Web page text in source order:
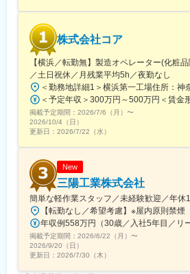
＜キャリアドック制度＞
同業他社では希望する仕事があっても
いという事も転職理由の1つです。当
イザーがおり、キャリアアドバイザー
望する仕事への挑戦を後押しします。
切にする当社だからこその取り組みで
＜FA制度＞
エンジニアの方を対象に社内でのキャ
度です。転職をする必要なく、社内で
し、貴方のエンジニアとしての可能性
変更の範囲：本文参照
株式会社コア
【横浜／転勤無】製造オペレーター(化粧
／土日祝休／月残業平均5h／夜勤なし
掲載予定期間： 2026/7/6（月） 〜
2026/10/4（日）
更新日： 2026/7/22（水）
New
三陽工業株式会社
簡単な軽作業スタッフ／未経験歓迎／年休
掲載予定期間： 2026/6/22（月） 〜
2026/9/20（日）
更新日： 2026/7/30（木）